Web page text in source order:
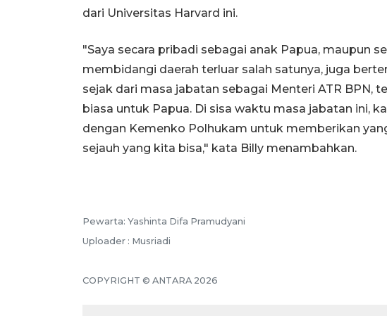
dari Universitas Harvard ini.
"Saya secara pribadi sebagai anak Papua, maupun
membidangi daerah terluar salah satunya, juga
sejak dari masa jabatan sebagai Menteri ATR BPN,
biasa untuk Papua. Di sisa waktu masa jabatan ini,
dengan Kemenko Polhukam untuk memberikan
sejauh yang kita bisa," kata Billy menambahkan.
Pewarta: Yashinta Difa Pramudyani
Uploader : Musriadi
COPYRIGHT © ANTARA 2026